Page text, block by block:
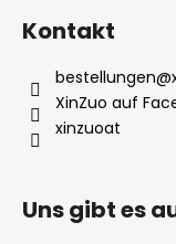
Kontakt
bestellungen@
XinZuo auf
xinzuoat
Uns gibt es